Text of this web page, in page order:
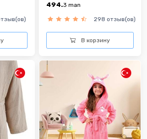
494.3 man
298 отзыв(ов)
В корзину